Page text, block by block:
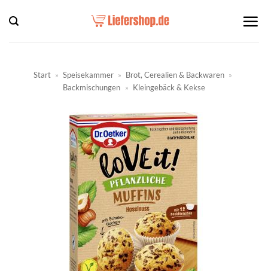
Inhalt
springen
Start » Speisekammer » Brot, Cerealien & Backwaren »
Backmischungen » Kleingebäck & Kekse